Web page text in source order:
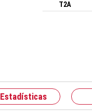
T2A
Estadísticas